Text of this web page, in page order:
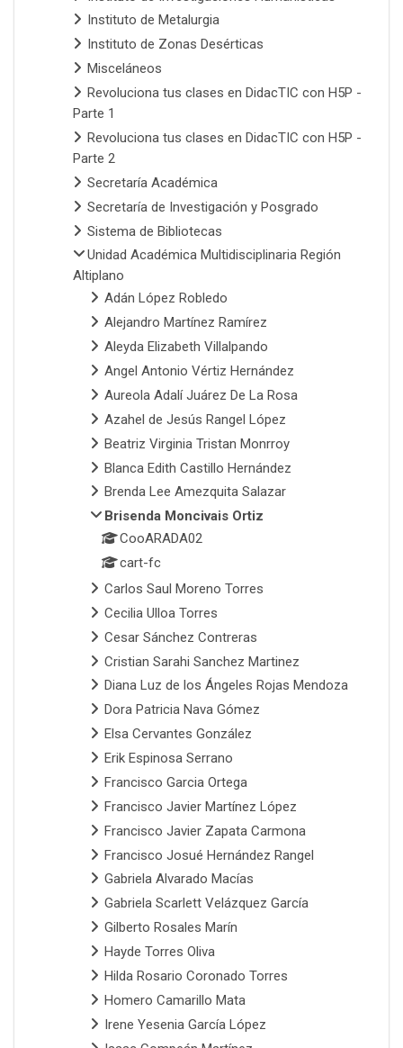
Instituto de Metalurgia
Instituto de Zonas Desérticas
Misceláneos
Revoluciona tus clases en DidacTIC con H5P -
Parte 1
Revoluciona tus clases en DidacTIC con H5P -
Parte 2
Secretaría Académica
Secretaría de Investigación y Posgrado
Sistema de Bibliotecas
Unidad Académica Multidisciplinaria Región
Altiplano
Adán López Robledo
Alejandro Martínez Ramírez
Aleyda Elizabeth Villalpando
Angel Antonio Vértiz Hernández
Aureola Adalí Juárez De La Rosa
Azahel de Jesús Rangel López
Beatriz Virginia Tristan Monrroy
Blanca Edith Castillo Hernández
Brenda Lee Amezquita Salazar
Brisenda Moncivais Ortiz
CooARADA02
cart-fc
Carlos Saul Moreno Torres
Cecilia Ulloa Torres
Cesar Sánchez Contreras
Cristian Sarahi Sanchez Martinez
Diana Luz de los Ángeles Rojas Mendoza
Dora Patricia Nava Gómez
Elsa Cervantes González
Erik Espinosa Serrano
Francisco Garcia Ortega
Francisco Javier Martínez López
Francisco Javier Zapata Carmona
Francisco Josué Hernández Rangel
Gabriela Alvarado Macías
Gabriela Scarlett Velázquez García
Gilberto Rosales Marín
Hayde Torres Oliva
Hilda Rosario Coronado Torres
Homero Camarillo Mata
Irene Yesenia García López